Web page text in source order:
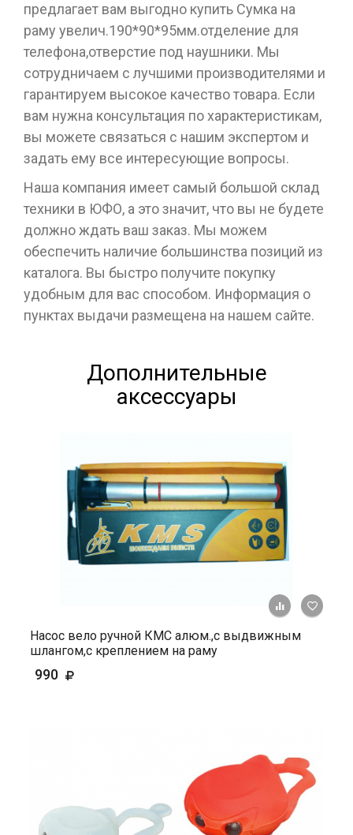
предлагает вам выгодно купить Сумка на
раму увелич.190*90*95мм.отделение для
телефона,отверстие под наушники. Мы
сотрудничаем с лучшими производителями и
гарантируем высокое качество товара. Если
вам нужна консультация по характеристикам,
вы можете связаться с нашим экспертом и
задать ему все интересующие вопросы.
Наша компания имеет самый большой склад
техники в ЮФО, а это значит, что вы не будете
должно ждать ваш заказ. Мы можем
обеспечить наличие большинства позиций из
каталога. Вы быстро получите покупку
удобным для вас способом. Информация о
пунктах выдачи размещена на нашем сайте.
Дополнительные
аксессуары
+ К
Насос вело ручной КМС алюм.,с выдвижным
шлангом,с креплением на раму
990